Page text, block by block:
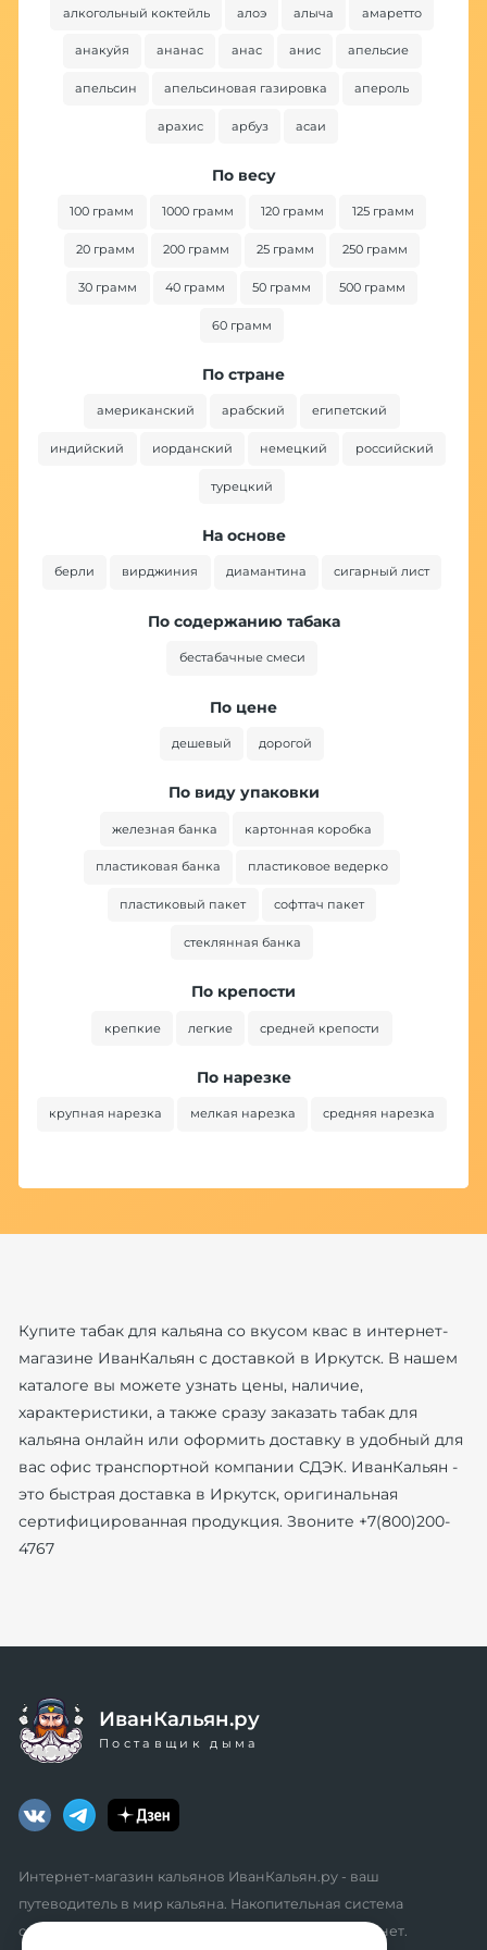
алкогольный коктейль алоэ алыча амаретто
анакуйя ананас анас анис апельсие
апельсин апельсиновая газировка апероль
арахис арбуз асаи
По весу
100 грамм 1000 грамм 120 грамм 125 грамм
20 грамм 200 грамм 25 грамм 250 грамм
30 грамм 40 грамм 50 грамм 500 грамм
60 грамм
По стране
американский арабский египетский
индийский иорданский немецкий российский
турецкий
На основе
берли вирджиния диамантина сигарный лист
По содержанию табака
бестабачные смеси
По цене
дешевый дорогой
По виду упаковки
железная банка картонная коробка
пластиковая банка пластиковое ведерко
пластиковый пакет софттач пакет
стеклянная банка
По крепости
крепкие легкие средней крепости
По нарезке
крупная нарезка мелкая нарезка средняя нарезка
Купите табак для кальяна со вкусом квас в интернет-
магазине ИванКальян с доставкой в Иркутск. В нашем
каталоге вы можете узнать цены, наличие,
характеристики, а также сразу заказать табак для
кальяна онлайн или оформить доставку в удобный для
вас офис транспортной компании СДЭК. ИванКальян -
это быстрая доставка в Иркутск, оригинальная
сертифицированная продукция. Звоните +7(800)200-
4767
ИванКальян.ру
Поставщик дыма
Интернет-магазин кальянов ИванКальян.ру - ваш
путеводитель в мир кальяна. Накопительная система
скидок, промокоды, акции. Удобный личный кабинет.